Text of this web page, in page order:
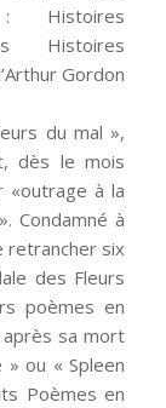
: Histoires
Histoires
Gordon
du mal »,
dès le mois
«outrage à la
Condamné à
retrancher six
des Fleurs
poèmes en
sa mort
ou « Spleen
Poèmes en